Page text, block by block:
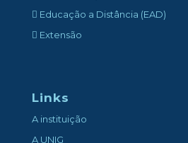
Educação a Distância (EAD)
Extensão
Links
A instituição
A UNIG